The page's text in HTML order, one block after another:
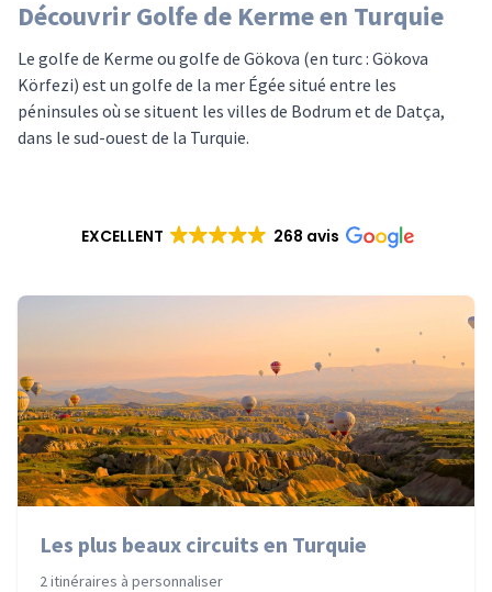
Découvrir Golfe de Kerme en Turquie
Le golfe de Kerme ou golfe de Gökova (en turc : Gökova
Körfezi) est un golfe de la mer Égée situé entre les
péninsules où se situent les villes de Bodrum et de Datça,
dans le sud-ouest de la Turquie.
EXCELLENT 268 avis
Les plus beaux circuits en Turquie
2 itinéraires à personnaliser